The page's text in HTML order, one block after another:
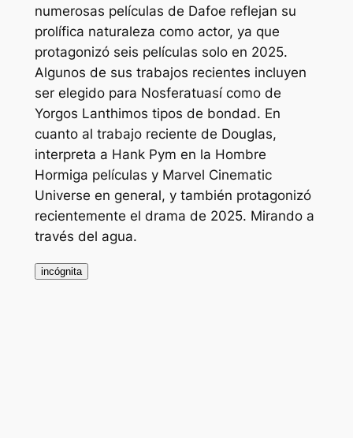
numerosas películas de Dafoe reflejan su
prolífica naturaleza como actor, ya que
protagonizó seis películas solo en 2025.
Algunos de sus trabajos recientes incluyen
ser elegido para Nosferatuasí como de
Yorgos Lanthimos tipos de bondad. En
cuanto al trabajo reciente de Douglas,
interpreta a Hank Pym en la Hombre
Hormiga películas y Marvel Cinematic
Universe en general, y también protagonizó
recientemente el drama de 2025. Mirando a
través del agua.
incógnita